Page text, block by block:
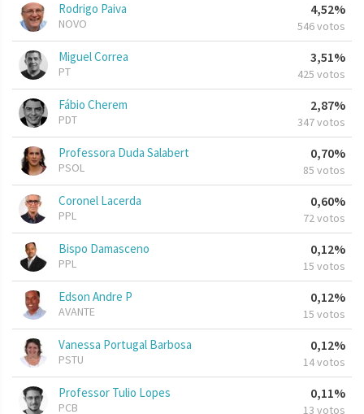
Rodrigo Paiva
NOVO
4,52%
546 votos
Miguel Correa
PT
3,51%
425 votos
Fábio Cherem
PDT
2,87%
347 votos
Professora Duda Salabert
PSOL
0,70%
85 votos
Coronel Lacerda
PPL
0,60%
72 votos
Bispo Damasceno
PPL
0,12%
15 votos
Edson Andre P
AVANTE
0,12%
15 votos
Vanessa Portugal Barbosa
PSTU
0,12%
14 votos
Professor Tulio Lopes
PCB
0,11%
13 votos